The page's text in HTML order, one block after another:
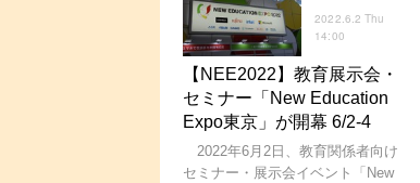
2022.6.2 Thu
14:00
【NEE2022】教育展示会・
セミナー「New Education
Expo東京」が開幕 6/2-4
2022年6月2日、教育関係者向け
セミナー・展示会イベント「New